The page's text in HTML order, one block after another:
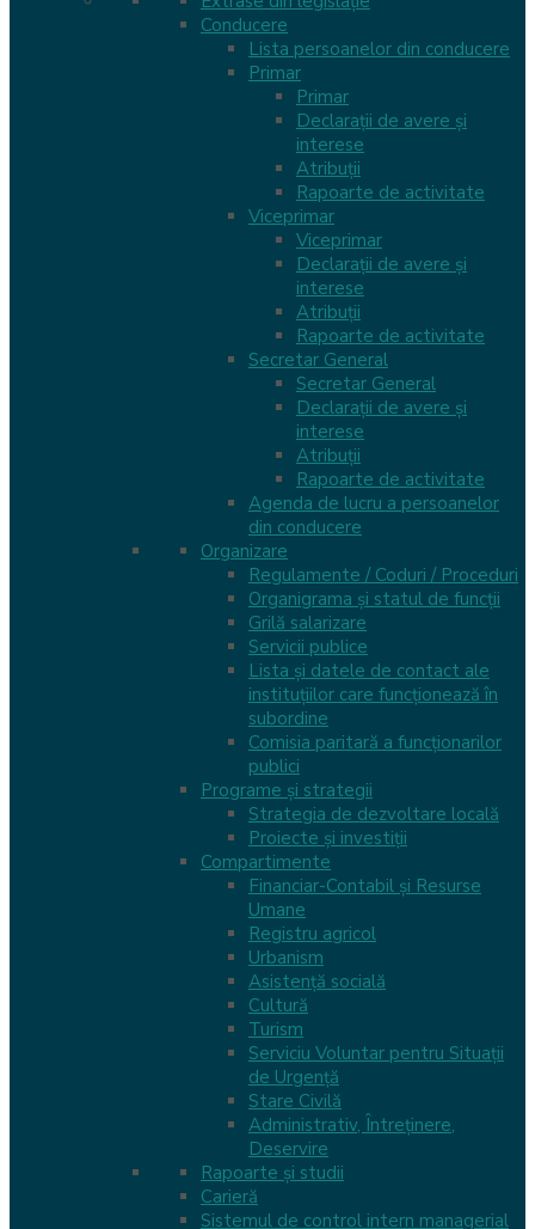
Conducere
Lista persoanelor din conducere
Primar
Primar
Declarații de avere și
interese
Atribuții
Rapoarte de activitate
Viceprimar
Viceprimar
Declarații de avere și
interese
Atribuții
Rapoarte de activitate
Secretar General
Secretar General
Declarații de avere și
interese
Atribuții
Rapoarte de activitate
Agenda de lucru a persoanelor
din conducere
Organizare
Regulamente / Coduri / Proceduri
Organigrama și statul de funcții
Grilă salarizare
Servicii publice
Lista și datele de contact ale
instituțiilor care funcționează în
subordine
Comisia paritară a funcţionarilor
publici
Programe și strategii
Strategia de dezvoltare locală
Proiecte și investiții
Compartimente
Financiar-Contabil și Resurse
Umane
Registru agricol
Urbanism
Asistență socială
Cultură
Turism
Serviciu Voluntar pentru Situații
de Urgență
Stare Civilă
Administrativ, Întreținere,
Deservire
Rapoarte și studii
Carieră
Sistemul de control intern managerial